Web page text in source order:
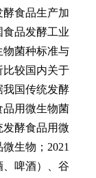
食品生产加
食品发酵工业
物菌种标准与
比较国内关于
我国传统发酵
品用微生物菌
酵食品用微
生物；2021
啤酒）、谷